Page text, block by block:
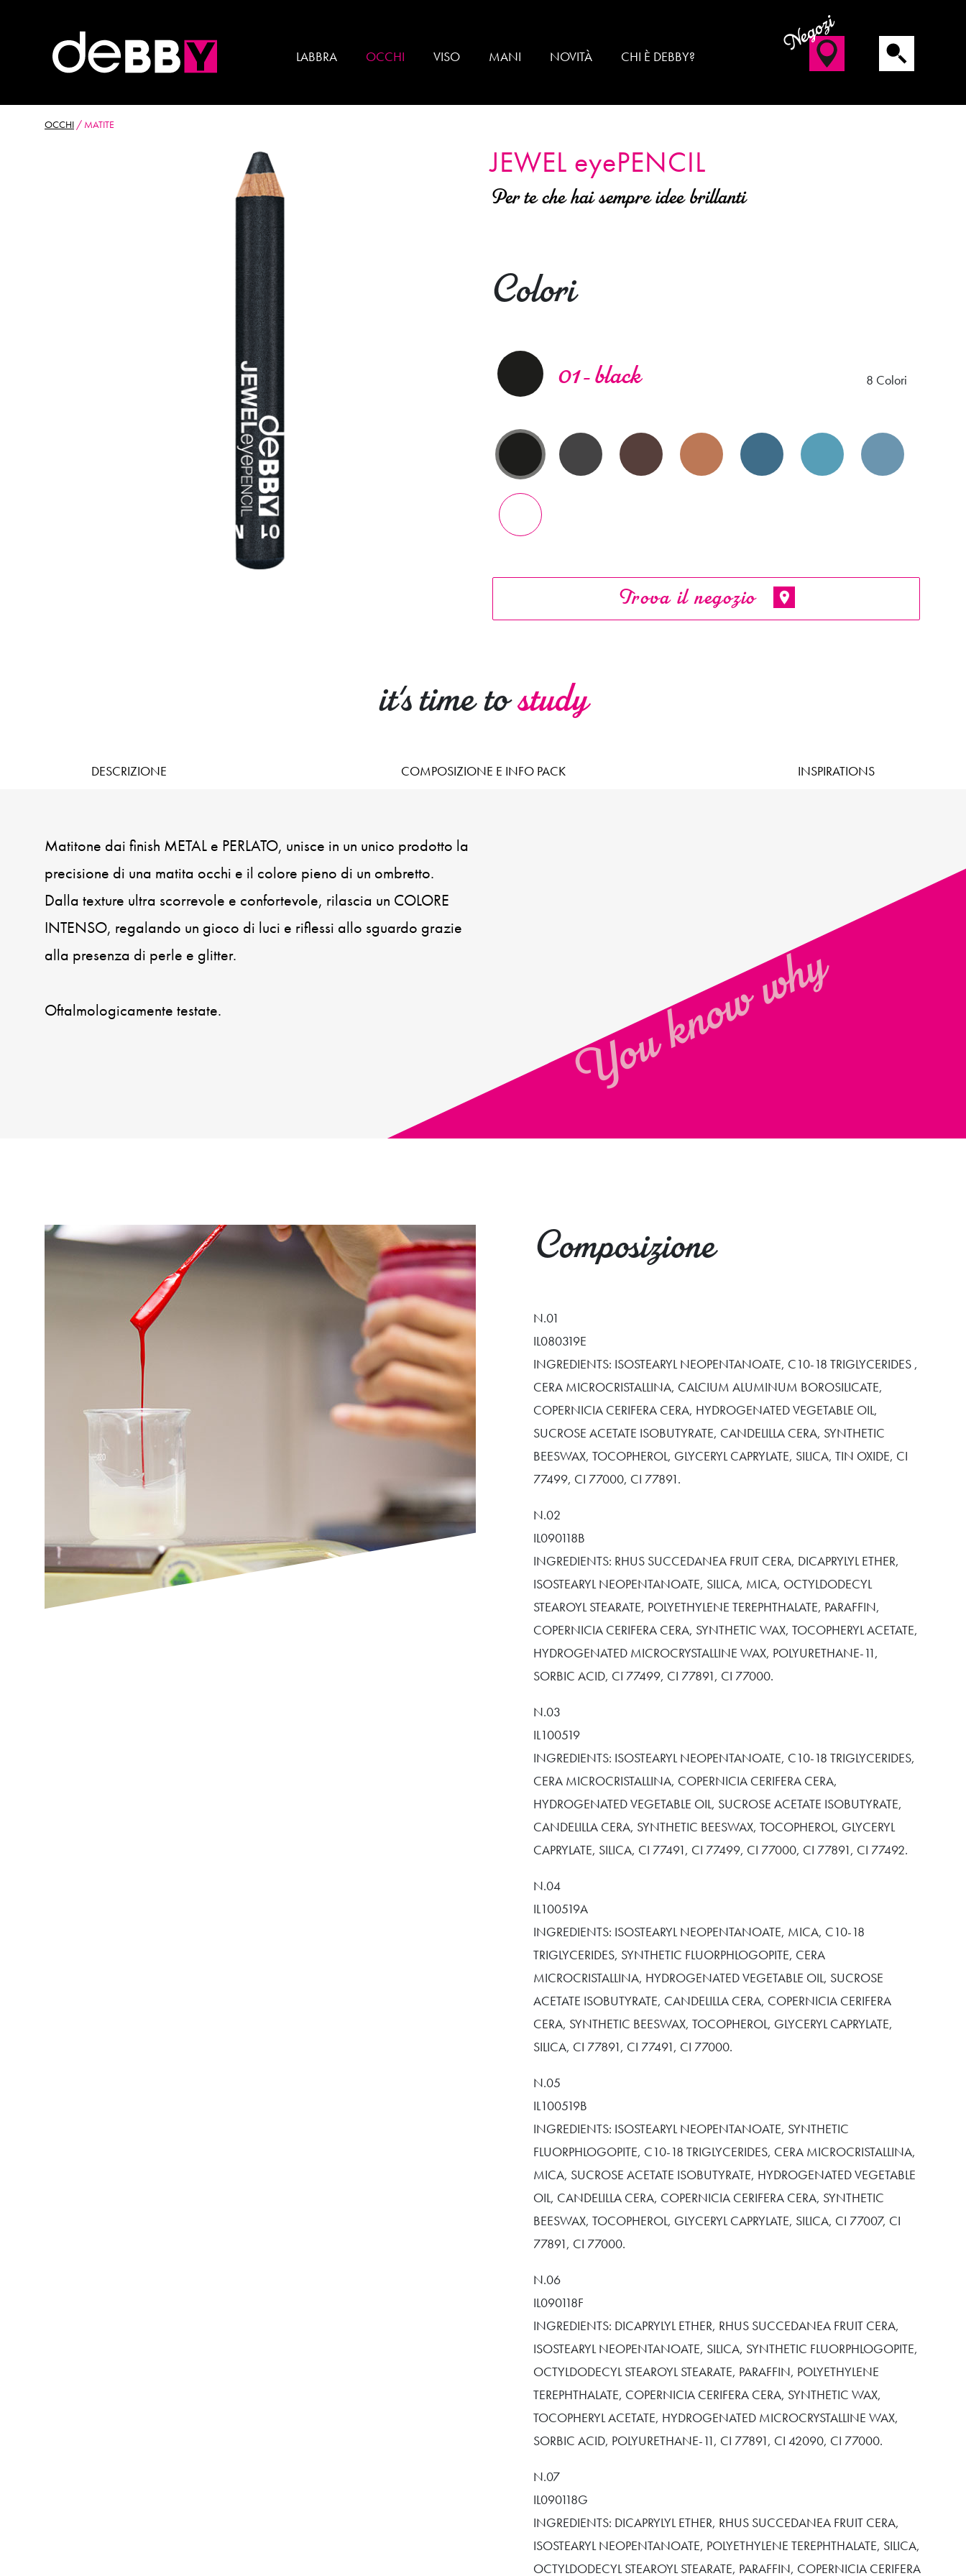
LABBRA OCCHI VISO MANI NOVITÀ CHI È DEBBY? Negozi
OCCHI / MATITE
JEWEL eyePENCIL
Per te che hai sempre idee brillanti
Colori
01 - black 8 Colori
Trova il negozio
it's time tostudy
DESCRIZIONE COMPOSIZIONE E INFO PACK INSPIRATIONS
Matitone dai finish METAL e PERLATO, unisce in un unico prodotto la
precisione di una matita occhi e il colore pieno di un ombretto.
Dalla texture ultra scorrevole e confortevole, rilascia un COLORE
INTENSO, regalando un gioco di luci e riflessi allo sguardo grazie
alla presenza di perle e glitter.
Oftalmologicamente testate. You know why
Composizione
N.01
IL080319E
INGREDIENTS: ISOSTEARYL NEOPENTANOATE, C10-18 TRIGLYCERIDES ,
CERA MICROCRISTALLINA, CALCIUM ALUMINUM BOROSILICATE,
COPERNICIA CERIFERA CERA, HYDROGENATED VEGETABLE OIL,
SUCROSE ACETATE ISOBUTYRATE, CANDELILLA CERA, SYNTHETIC
BEESWAX, TOCOPHEROL, GLYCERYL CAPRYLATE, SILICA, TIN OXIDE, CI
77499, CI 77000, CI 77891.
N.02
IL090118B
INGREDIENTS: RHUS SUCCEDANEA FRUIT CERA, DICAPRYLYL ETHER,
ISOSTEARYL NEOPENTANOATE, SILICA, MICA, OCTYLDODECYL
STEAROYL STEARATE, POLYETHYLENE TEREPHTHALATE, PARAFFIN,
COPERNICIA CERIFERA CERA, SYNTHETIC WAX, TOCOPHERYL ACETATE,
HYDROGENATED MICROCRYSTALLINE WAX, POLYURETHANE-11,
SORBIC ACID, CI 77499, CI 77891, CI 77000.
N.03
IL100519
INGREDIENTS: ISOSTEARYL NEOPENTANOATE, C10-18 TRIGLYCERIDES,
CERA MICROCRISTALLINA, COPERNICIA CERIFERA CERA,
HYDROGENATED VEGETABLE OIL, SUCROSE ACETATE ISOBUTYRATE,
CANDELILLA CERA, SYNTHETIC BEESWAX, TOCOPHEROL, GLYCERYL
CAPRYLATE, SILICA, CI 77491, CI 77499, CI 77000, CI 77891, CI 77492.
N.04
IL100519A
INGREDIENTS: ISOSTEARYL NEOPENTANOATE, MICA, C10-18
TRIGLYCERIDES, SYNTHETIC FLUORPHLOGOPITE, CERA
MICROCRISTALLINA, HYDROGENATED VEGETABLE OIL, SUCROSE
ACETATE ISOBUTYRATE, CANDELILLA CERA, COPERNICIA CERIFERA
CERA, SYNTHETIC BEESWAX, TOCOPHEROL, GLYCERYL CAPRYLATE,
SILICA, CI 77891, CI 77491, CI 77000.
N.05
IL100519B
INGREDIENTS: ISOSTEARYL NEOPENTANOATE, SYNTHETIC
FLUORPHLOGOPITE, C10-18 TRIGLYCERIDES, CERA MICROCRISTALLINA,
MICA, SUCROSE ACETATE ISOBUTYRATE, HYDROGENATED VEGETABLE
OIL, CANDELILLA CERA, COPERNICIA CERIFERA CERA, SYNTHETIC
BEESWAX, TOCOPHEROL, GLYCERYL CAPRYLATE, SILICA, CI 77007, CI
77891, CI 77000.
N.06
IL090118F
INGREDIENTS: DICAPRYLYL ETHER, RHUS SUCCEDANEA FRUIT CERA,
ISOSTEARYL NEOPENTANOATE, SILICA, SYNTHETIC FLUORPHLOGOPITE,
OCTYLDODECYL STEAROYL STEARATE, PARAFFIN, POLYETHYLENE
TEREPHTHALATE, COPERNICIA CERIFERA CERA, SYNTHETIC WAX,
TOCOPHERYL ACETATE, HYDROGENATED MICROCRYSTALLINE WAX,
SORBIC ACID, POLYURETHANE-11, CI 77891, CI 42090, CI 77000.
N.07
IL090118G
INGREDIENTS: DICAPRYLYL ETHER, RHUS SUCCEDANEA FRUIT CERA,
ISOSTEARYL NEOPENTANOATE, POLYETHYLENE TEREPHTHALATE, SILICA,
OCTYLDODECYL STEAROYL STEARATE, PARAFFIN, COPERNICIA CERIFERA